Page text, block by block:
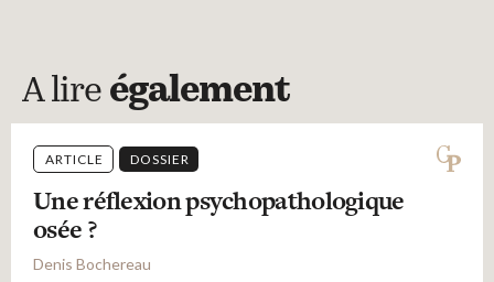
A lire également
ARTICLE DOSSIER
Une réflexion psychopathologique
osée ?
Denis Bochereau